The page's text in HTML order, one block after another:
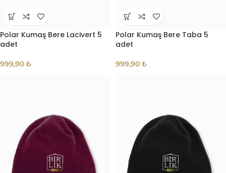
Polar Kumaş Bere Lacivert 5
adet
999,90 ₺
Polar Kumaş Bere Taba 5
adet
999,90 ₺